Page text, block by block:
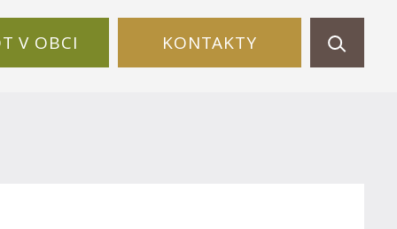
V OBCI KONTAKTY